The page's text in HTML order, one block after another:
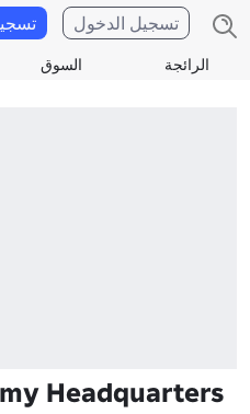
الرائجة السوق
تسجيل الدخول
Headquarters